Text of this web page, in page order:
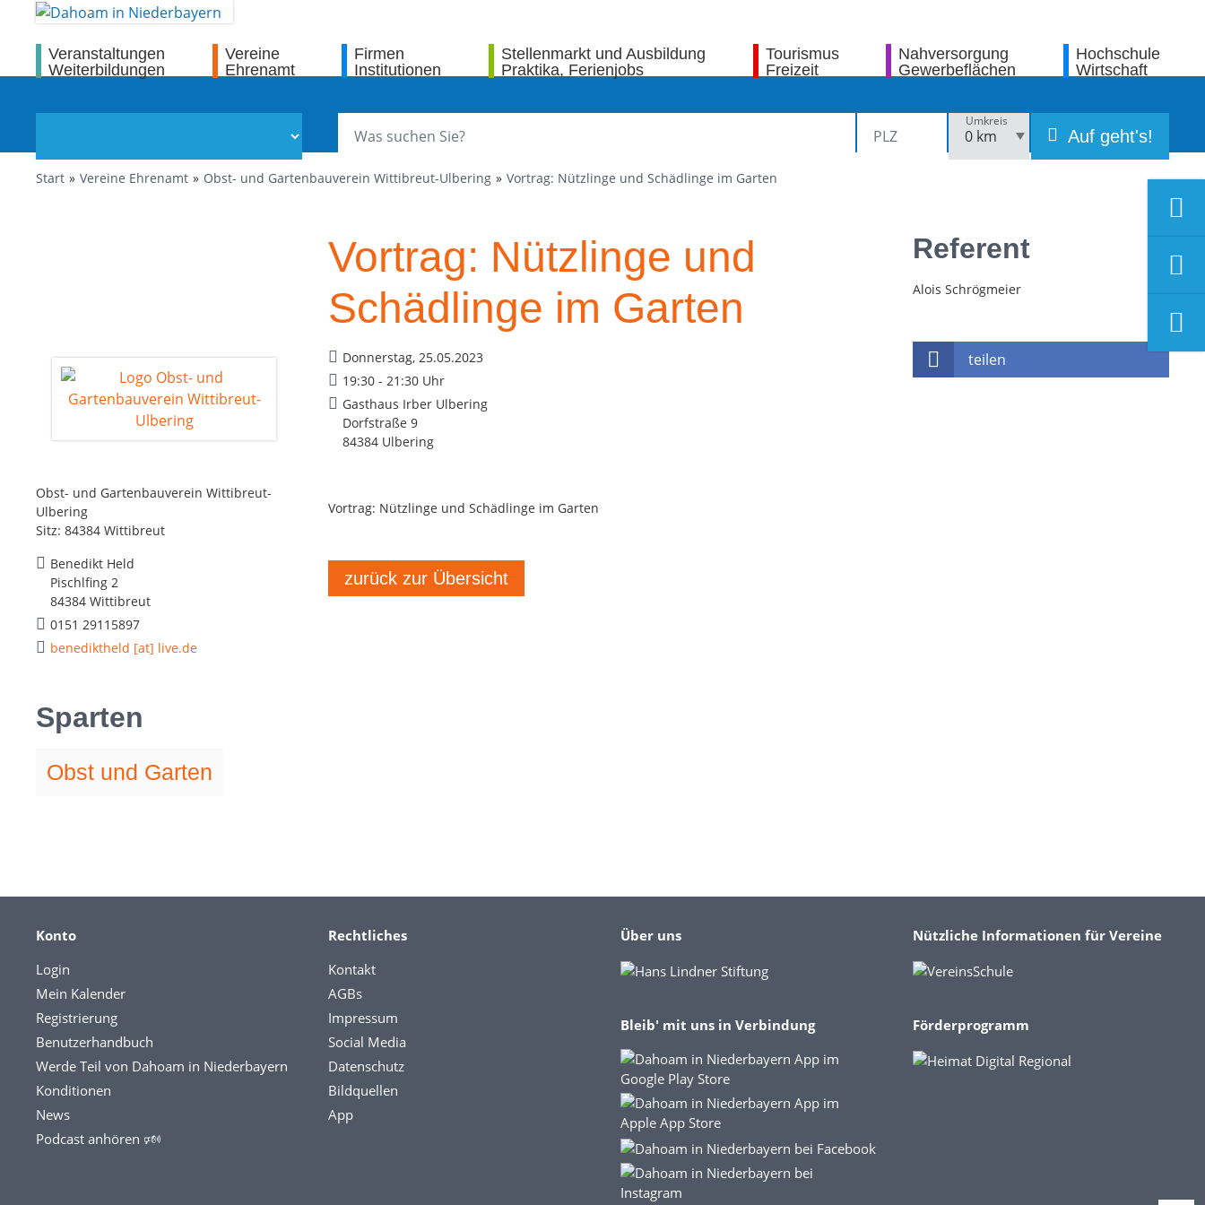
Veranstaltungen
Weiterbildungen
Vereine
Ehrenamt
Firmen
Institutionen
Stellenmarkt und Ausbildung
Praktika, Ferienjobs
Tourismus
Freizeit
Nahversorgung
Gewerbeflächen
Hochschule
Wirtschaft
Umkreis
Auf geht's!
Start Vereine Ehrenamt Obst- und Gartenbauverein Wittibreut-Ulbering Vortrag: Nützlinge und Schädlinge im Garten
Obst- und Gartenbauverein Wittibreut-
Ulbering
Sitz: 84384 Wittibreut
Benedikt Held
Pischlfing 2
84384 Wittibreut
0151 29115897
benediktheld [at] live.de
Sparten
Obst und Garten
Vortrag: Nützlinge und
Schädlinge im Garten
Donnerstag, 25.05.2023
19:30 - 21:30 Uhr
Gasthaus Irber Ulbering
Dorfstraße 9
84384 Ulbering
Vortrag: Nützlinge und Schädlinge im Garten
zurück zur Übersicht
Referent
Alois Schrögmeier
teilen
Konto
Login
Mein Kalender
Registrierung
Benutzerhandbuch
Werde Teil von Dahoam in Niederbayern
Konditionen
News
Podcast anhören 🕬
Rechtliches
Kontakt
AGBs
Impressum
Social Media
Datenschutz
Bildquellen
App
Über uns
Bleib' mit uns in Verbindung
Nützliche Informationen für Vereine
Förderprogramm